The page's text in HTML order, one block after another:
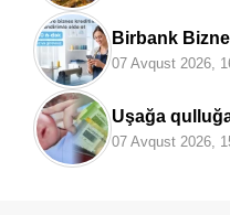
Birbank
kreditinə 5%-
07 Avqust 2026,
Uşağa
qədər
07 Avqust 2026,